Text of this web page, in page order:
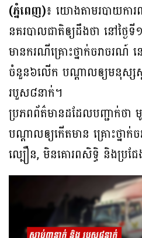
(ភ្នំពេញ)៖ យោងតាមរបាយការ
នគរបាលជាតិឲ្យដឹងថា នៅថ្ងៃ
មានករណីគ្រោះថ្នាក់ចរាចរណ៍
ចំនួន៦លើក បណ្ដាលឲ្យមនុស្ស
របួស៨នាក់។
ប្រភពព័ត៌មានដដែលបញ្ជាក់ថា
បណ្ដាលឲ្យកើតមាន គ្រោះថ្នា
ល្បឿន, មិនគោរពសិទិ្ធ និងប្រជ